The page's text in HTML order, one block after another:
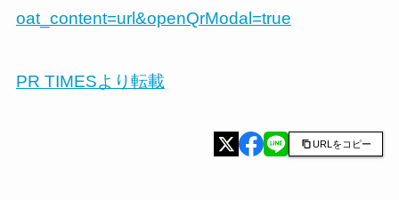
oat_content=url&openQrModal=true
PR TIMESより転載
URLをコピー